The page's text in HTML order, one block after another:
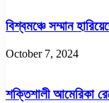
বিশ্বমঞ্চে সম্মান
October 7, 2024
শক্তিশালী আমেরিকা